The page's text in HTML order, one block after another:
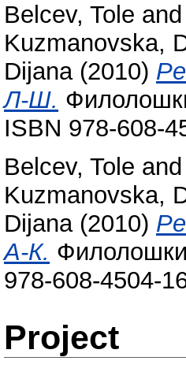
Belcev, Tole and
Kuzmanovska,
Dijana(2010)
Л-Ш.
ISBN 978-608-
Belcev, Tole and
Kuzmanovska,
Dijana(2010)
А-К.
978-608-4504-
Project